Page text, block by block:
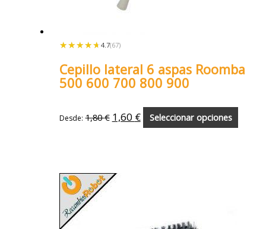
★★★★★
★★★★★ 4.7(67)
Cepillo lateral 6 aspas Roomba
500 600 700 800 900
Desde: 1,80€ 1,60 € Seleccionar opciones